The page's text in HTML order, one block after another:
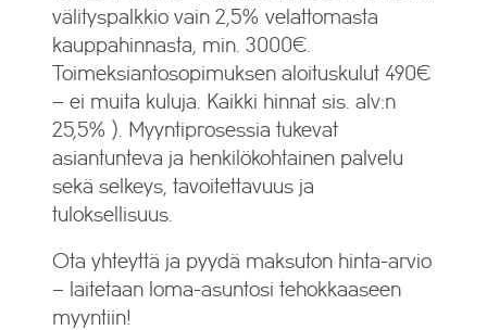
välityspalkkio vain 2,5% velattomasta
kauppahinnasta, min. 3000€.
Toimeksiantosopimuksen aloituskulut 490€
– ei muita kuluja. Kaikki hinnat sis. alv:n
25,5% ). Myyntiprosessia tukevat
asiantunteva ja henkilökohtainen palvelu
sekä selkeys, tavoitettavuus ja
tuloksellisuus.
Ota yhteyttä ja pyydä maksuton hinta-arvio
– laitetaan loma-asuntosi tehokkaaseen
myyntiin!